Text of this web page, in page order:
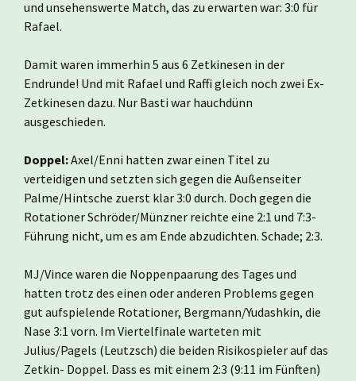
und unsehenswerte Match, das zu erwarten war: 3:0 für
Rafael.
Damit waren immerhin 5 aus 6 Zetkinesen in der
Endrunde! Und mit Rafael und Raffi gleich noch zwei Ex-
Zetkinesen dazu. Nur Basti war hauchdünn
ausgeschieden.
Doppel:Axel/Enni hatten zwar einen Titel zu
verteidigen und setzten sich gegen die Außenseiter
Palme/Hintsche zuerst klar 3:0 durch. Doch gegen die
Rotationer Schröder/Münzner reichte eine 2:1 und 7:3-
Führung nicht, um es am Ende abzudichten. Schade; 2:3.
MJ/Vince waren die Noppenpaarung des Tages und
hatten trotz des einen oder anderen Problems gegen
gut aufspielende Rotationer, Bergmann/Yudashkin, die
Nase 3:1 vorn. Im Viertelfinale warteten mit
Julius/Pagels (Leutzsch) die beiden Risikospieler auf das
Zetkin- Doppel. Dass es mit einem 2:3 (9:11 im Fünften)